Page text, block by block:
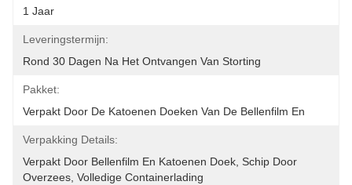
1 Jaar
Leveringstermijn:
Rond 30 Dagen Na Het Ontvangen Van Storting
Pakket:
Verpakt Door De Katoenen Doeken Van De Bellenfilm En
Verpakking Details:
Verpakt Door Bellenfilm En Katoenen Doek, Schip Door
Overzees, Volledige Containerlading